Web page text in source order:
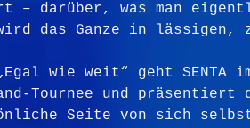
– darüber, was man
das Ganze in lässigen,
wie weit“ geht SENTA
Tournee und präsentiert
Seite von sich